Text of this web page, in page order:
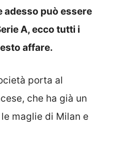
adesso può essere
A, ecco tutti i
affare.
porta al
che ha già un
maglie di Milan e